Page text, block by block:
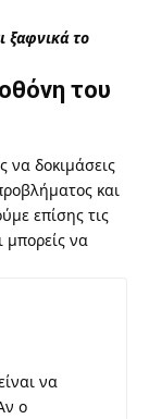
ξαφνικά το
του
να δοκιμάσεις
και
επίσης τις
μπορείς να
να
ο